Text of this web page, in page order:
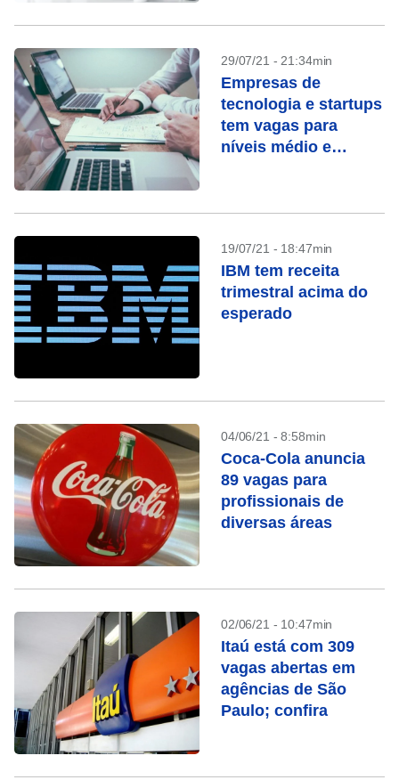
29/07/21 - 21:34min
Empresas de
tecnologia e startups
tem vagas para
níveis médio e
19/07/21 - 18:47min
IBM tem receita
trimestral acima do
esperado
04/06/21 - 8:58min
Coca-Cola anuncia
89 vagas para
profissionais de
diversas áreas
02/06/21 - 10:47min
Itaú está com 309
vagas abertas em
agências de São
Paulo; confira